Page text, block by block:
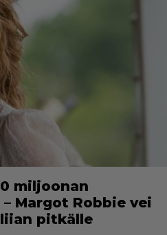
miljoonan
Margot Robbie vei
pitkälle